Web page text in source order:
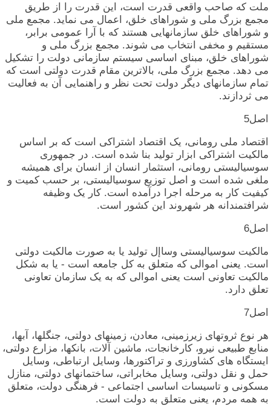
ملت‏ که‏ صاحب‏ واقعی‏ قدرت‏ است‏، این‏ قدرت‏ را از طریق‏
مجمع بزرگ‏ ملی‏ و شوراهای‏ خلق‏، اعمال‏ می‏ نماید. مجمع ملی‏
و شوراهای‏ خلق‏ سازمانهایی‏ هستند که‏ با آرا عمومی‏ برابر،
مستقیم‏ و مخفی‏ انتخاب‏ می‏ شوند. مجمع بزرگ‏ ملی‏ و
شوراهای‏ خلق‏، مبنای‏ اساسی‏ سیستم‏ سازمانی‏ دولت‏ را تشکیل‏
می‏ دهد. مجمع بزرگ‏ ملی‏، بالاترین‏ مقام‏ قدرت‏ دولتی‏ است‏ که‏
تمام‏ سازمانهای‏ دیگر دولت‏ تحت‏ نظر و راهنمایی‏ آن‏ به‏ فعالیت‏
می‏ ثردازند.
اصل‏5
اقتصاد ملی‏ رومانی‏، یک‏ اقتصاد اشتراکی‏ است‏ که‏ بر اساس‏
مالکیت‏ اشتراکی‏ ابزار تولید بنا شده‏ است‏. در جمهوری‏
سوسیالیستی‏ رومانی‏، استثمار انسان‏ از انسان‏ برای‏ همیشه‏
ملغی‏ شده‏ است‏ و اصل‏ توزیع سوسیالیستی‏، بر حسب‏ کمیت‏ و
کیفیت‏ کار به‏ مرحله‏ اجرا درآمده‏ است‏. کار یک‏ وظیفه‏
شرافتمندانه‏ هر شهروند این‏ کشور است‏.
اصل‏6
مالکیت‏ سوسیالیستی‏ وساإل‏ تولید یا به‏ صورت‏ مالکیت‏ دولتی‏
است‏. یعنی‏ اموالی‏ که‏ متعلق‏ به‏ کل‏ جامعه‏ است‏ - یا به‏ شکل‏
مالکیت‏ تعاونی‏ است‏ یعنی‏ اموالی‏ که‏ به‏ یک‏ سازمان‏ تعاونی‏
تعلق‏ دارد.
اصل‏7
هر نوع‏ ثروتهای‏ زیرزمینی‏، معادن‏، زمینهای‏ دولتی‏، جنگلها، آبها،
منابع طبیعی‏ نیرو، کارخانجات‏، ماشین‏ آلات‏، بانکها، مزارع‏ دولتی‏،
ایستگاه‏ های‏ کشاورزی‏ و تراکتورها، وسایل‏ ارتباطی‏، وسایل‏
حمل‏ و نقل‏ دولتی‏، وسایل‏ مخابراتی‏، ساختمانهای‏ دولتی‏، منازل‏
مسکونی‏ و تاسیسات‏ اساسی‏ اجتماعی‏ - فرهنگی‏ دولت‏، متعلق‏
به‏ همه‏ مردم‏، یعنی‏ متعلق‏ به‏ دولت‏ است‏.